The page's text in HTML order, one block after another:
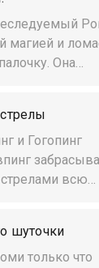
магией и
Она
и Гогопинг
всю
шуточки
только что